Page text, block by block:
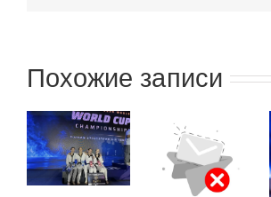
Похожие записи